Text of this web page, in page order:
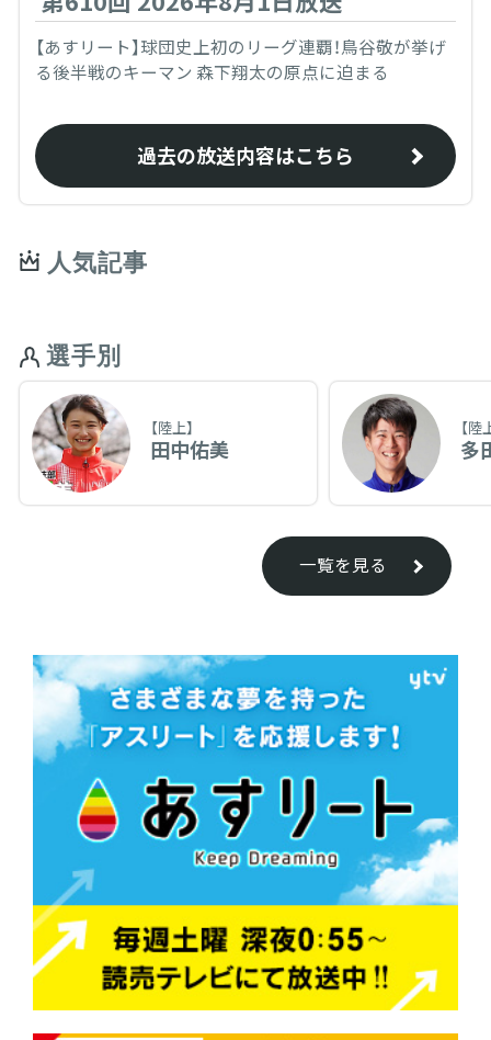
【あすリート】球団史上初のリーグ連覇！鳥谷敬が挙げ
る後半戦のキーマン 森下翔太の原点に迫まる
過去の放送内容はこちら
人気記事
選手別
【陸上】
田中佑美
【陸
多
一覧を見る